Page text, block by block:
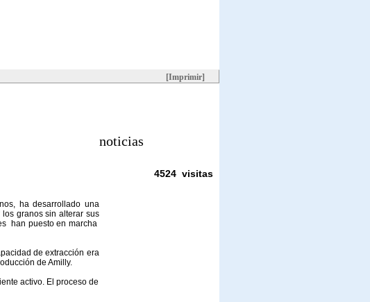
[Imprimir]
noticias
4524 visitas
ha desarrollado una
granos sin alterar sus
han puesto en marcha
de extracción era
de Amilly.
activo. El proceso de